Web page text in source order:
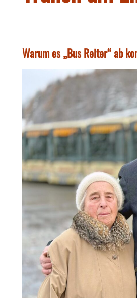
Warum es „Bus Reiter“ ab